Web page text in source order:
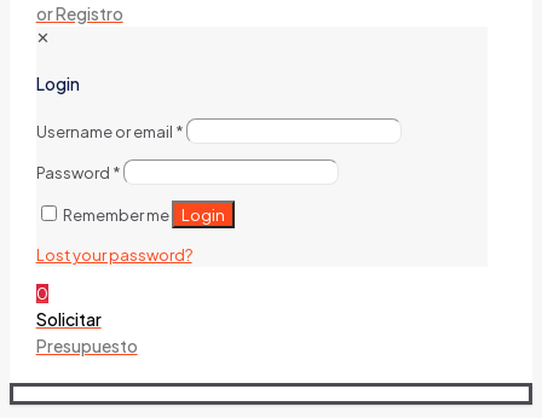
or Registro
✕
Login
Username or email *
Password *
Remember me Login
Lost your password?
0
Solicitar
Presupuesto